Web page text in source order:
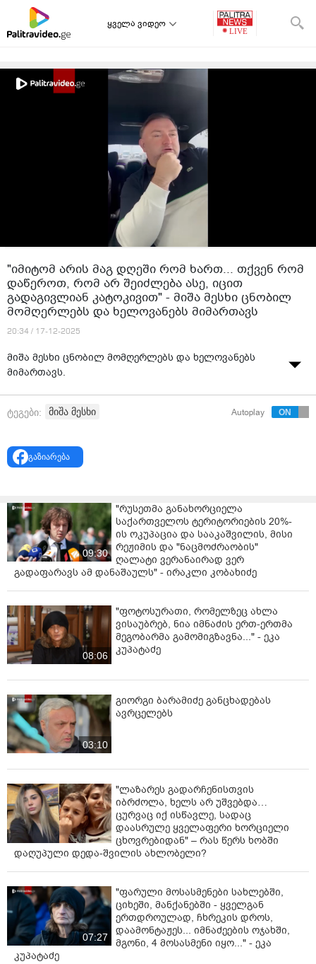
ყველა ვიდეო
"იმიტომ არის მაგ დღეში რომ ხართ... თქვენ რომ
დაწეროთ, რომ არ შეიძლება ასე, იცით
გადაგივლიან კატოკივით" - მიშა მესხი ცნობილ
მომღერლებს და ხელოვანებს მიმართავს
20:34 / 17-12-2025
მიშა მესხი ცნობილ მომღერლებს და ხელოვანებს
მიმართავს.
ტეგები: მიშა მესხი Autoplay
გაზიარება
09:30
"რუსეთმა განახორციელა
საქართველოს ტერიტორიების 20%-
ის ოკუპაცია და სააკაშვილის, მისი
რეჟიმის და "ნაცმოძრაობის"
ღალატი ვერანაირად ვერ
გადაფარავს ამ დანაშაულს" - ირაკლი კობახიძე
08:06
"ფოტოსურათი, რომელზეც ახლა
ვისაუბრებ, ნია იმნაძის ერთ-ერთმა
მეგობარმა გამომიგზავნა..." - ეკა
კუპატაძე
03:10
გიორგი ბარამიძე განცხადებას
ავრცელებს
"ლაზარეს გადარჩენისთვის
იბრძოლა, ხელს არ უშვებდა…
ცურვაც იქ ისწავლე, სადაც
დაასრულე ყველაფერი ხორციელი
ცხოვრებიდან" – რას წერს ხობში
დაღუპული დედა-შვილის ახლობელი?
07:27
"ფარული მოსასმენები სახლებში,
ციხეში, მანქანებში - ყველგან
ერთდროულად, ჩხრეკის დროს,
დაამონტაჟეს... იმნაძეების ოჯახში,
მგონი, 4 მოსასმენი იყო..." - ეკა
კუპატაძე